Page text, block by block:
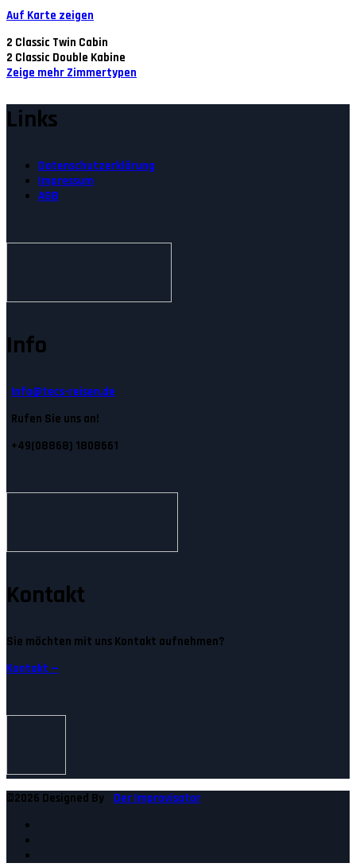
Auf Karte zeigen
2 Classic Twin Cabin
2 Classic Double Kabine
Zeige mehr Zimmertypen
Links
Datenschutzerklärung
Impressum
AGB
Info
Info@tecs-reisen.de
Rufen Sie uns an!
+49(08868) 1808661
Kontakt
Sie möchten mit uns Kontakt aufnehmen?
Kontakt —
©2026 Designed By Der Improvisator